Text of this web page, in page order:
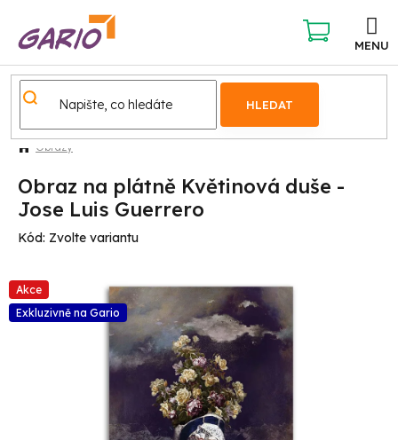
obsah
HLEDAT
NÁKUPNÍ
KOŠÍK
Obrazy
Obraz na plátně Květinová duše -
Jose Luis Guerrero
Kód: Zvolte variantu
Akce
Exkluzivně na Gario